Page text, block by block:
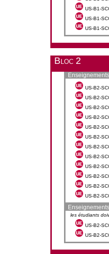
US-B1-
US-B1-
US-B1-
Bloc 2
US-B2-
US-B2-
US-B2-
US-B2-
US-B2-
US-B2-
US-B2-
US-B2-
US-B2-
US-B2-
US-B2-
US-B2-
les étudiants
US-B2-
US-B2-